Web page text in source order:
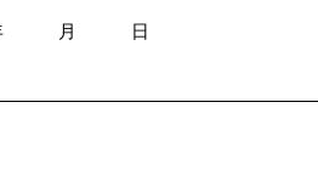
年 月 日